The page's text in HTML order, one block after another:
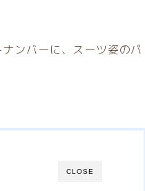
ンバーに、スーツ姿のパ
CLOSE